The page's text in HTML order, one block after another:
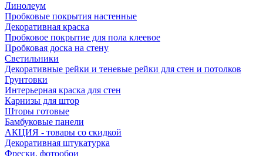
Линолеум
Пробковые покрытия настенные
Декоративная краска
Пробковое покрытие для пола клеевое
Пробковая доска на стену
Светильники
Декоративные рейки и теневые рейки для стен и потолков
Грунтовки
Интерьерная краска для стен
Карнизы для штор
Шторы готовые
Бамбуковые панели
АКЦИЯ - товары со скидкой
Декоративная штукатурка
Фрески, фотообои